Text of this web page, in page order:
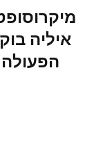
איליה